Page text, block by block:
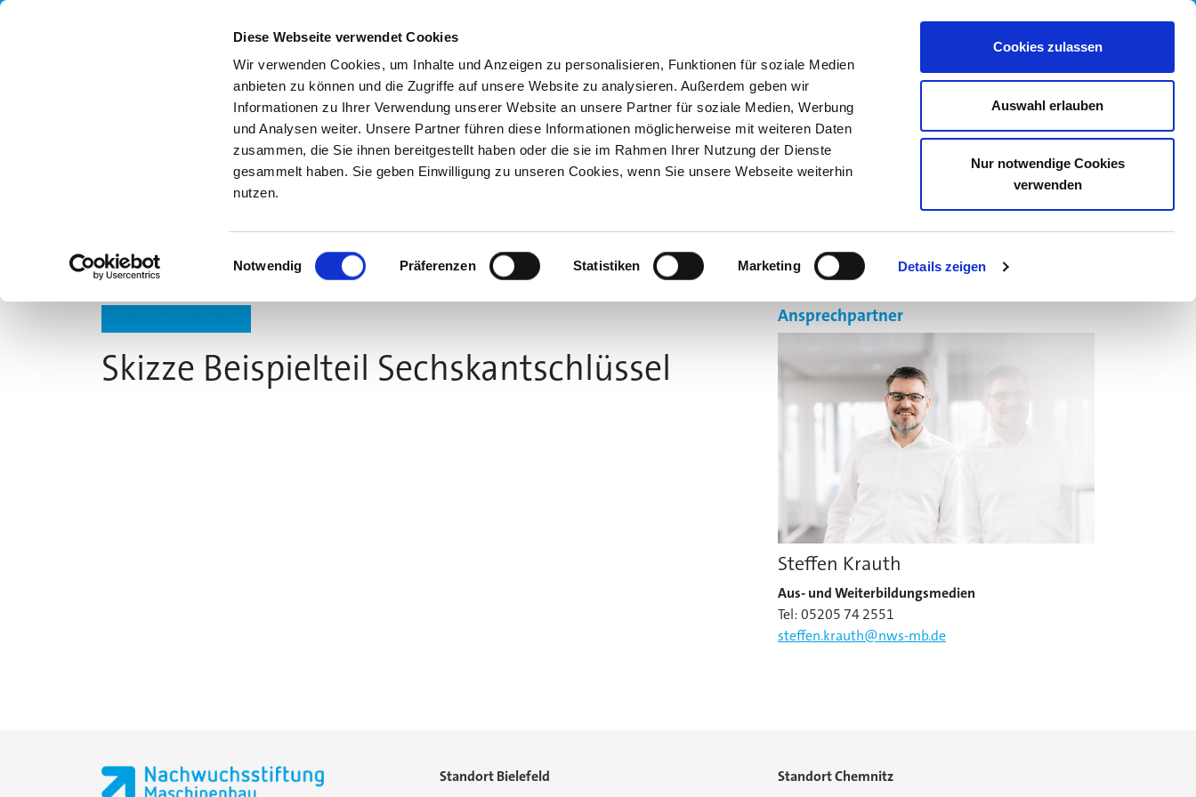
Diese Webseite verwendet Cookies
Wir verwenden Cookies, um Inhalte und Anzeigen zu personalisieren, Funktionen für soziale Medien
anbieten zu können und die Zugriffe auf unsere Website zu analysieren. Außerdem geben wir
Informationen zu Ihrer Verwendung unserer Website an unsere Partner für soziale Medien, Werbung
und Analysen weiter. Unsere Partner führen diese Informationen möglicherweise mit weiteren Daten
zusammen, die Sie ihnen bereitgestellt haben oder die sie im Rahmen Ihrer Nutzung der Dienste
gesammelt haben. Sie geben Einwilligung zu unseren Cookies, wenn Sie unsere Webseite weiterhin
nutzen.
Einwilligungsauswahl
Notwendig Präferenzen Statistiken Marketing Details zeigen
Cookies zulassen
Auswahl erlauben
Nur notwendige Cookies
verwenden
05205 742558
KARRIERE ONLINE SHOP
Skizze Beispielteil Sechskantschlüssel
Ansprechpartner
Steffen Krauth
Aus- und Weiterbildungsmedien
Tel: 05205 74 2551
steffen.krauth@nws-mb.de
Standort Bielefeld Standort Chemnitz